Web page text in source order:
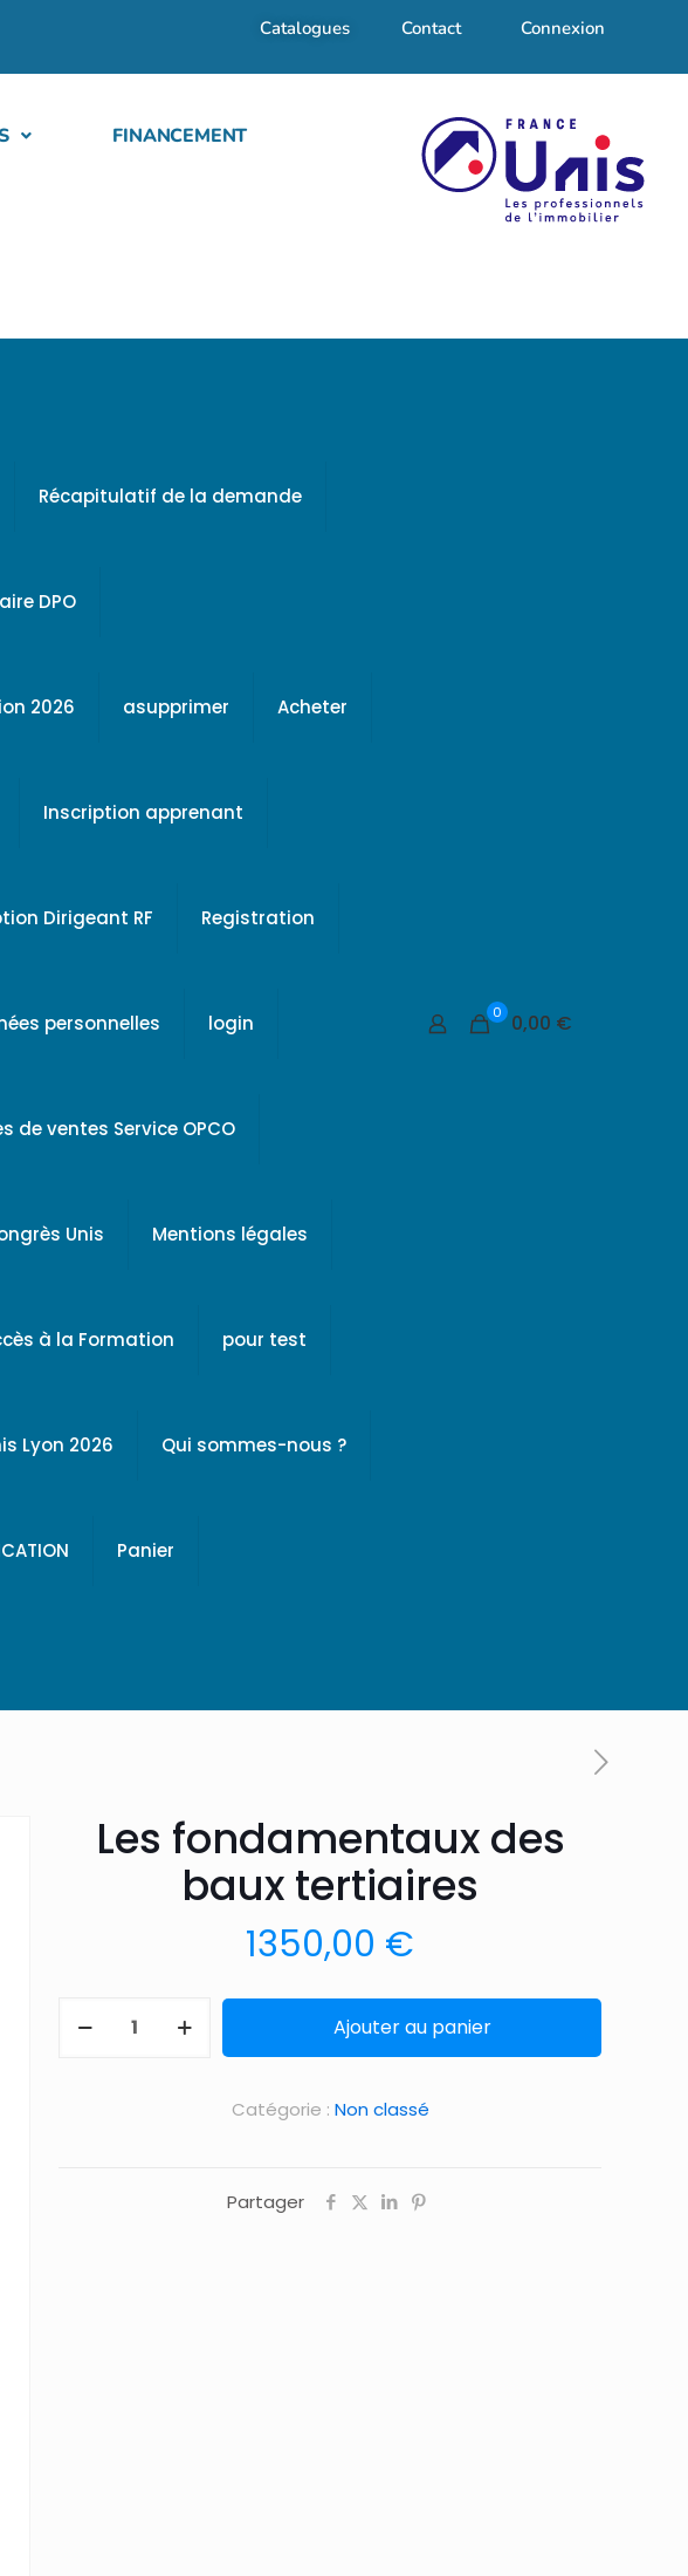
Catalogues Contact Connexion
FINANCEMENT
Récapitulatif de la demande
DPO
2026 asupprimer Acheter
Inscription apprenant
Dirigeant RF Registration
personnelles login
de ventes Service OPCO
Unis Mentions légales
à la Formation pour test
Lyon 2026 Qui sommes-nous ?
Panier
0 0,00 €
Les fondamentaux des
baux tertiaires
1350,00 €
Ajouter au panier
Catégorie : Non classé
Partager